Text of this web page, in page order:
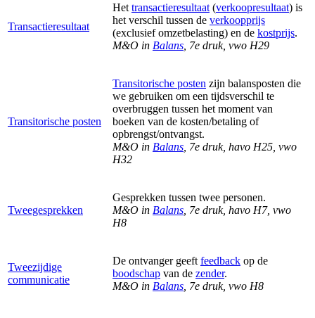
Transactieresultaat
Het transactieresultaat (verkoopresultaat) is
het verschil tussen de verkoopprijs
(exclusief omzetbelasting) en de kostprijs.
M&O in Balans , 7e druk, vwo H29
Transitorische posten
Transitorische posten zijn balansposten die
we gebruiken om een tijdsverschil te
overbruggen tussen het moment van
boeken van de kosten/betaling of
opbrengst/ontvangst.
M&O in Balans , 7e druk, havo H25, vwo
H32
Tweegesprekken
Gesprekken tussen twee personen.
M&O in Balans , 7e druk, havo H7, vwo
H8
Tweezijdige
communicatie
De ontvanger geeft feedback op de
boodschap van de zender.
M&O in Balans , 7e druk, vwo H8